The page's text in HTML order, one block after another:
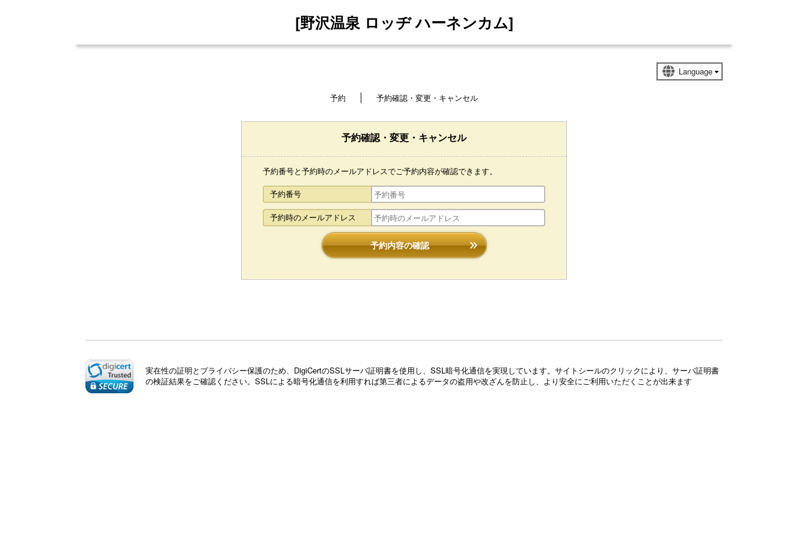
[野沢温泉 ロッヂ ハーネンカム]
予約 予約確認・変更・キャンセル
予約確認・変更・キャンセル
予約番号と予約時のメールアドレスでご予約内容が確認できます。
予約番号
予約時のメールアドレス
予約内容の確認
実在性の証明とプライバシー保護のため、DigiCertのSSLサーバ証明書を使用し、SSL暗号化通信を実現しています。サイトシールのクリックにより、サーバ証明書
の検証結果をご確認ください。SSLによる暗号化通信を利用すれば第三者によるデータの盗用や改ざんを防止し、より安全にご利用いただくことが出来ます